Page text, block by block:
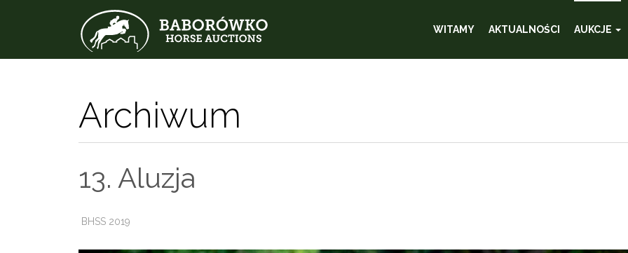
WITAMY AKTUALNOŚCI AUKCJE
Archiwum
13. Aluzja
BHSS 2019